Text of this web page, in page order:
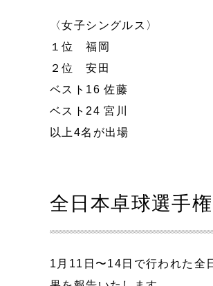
〈女子シングルス〉
１位 福岡
２位 安田
ベスト16 佐藤
ベスト24 宮川
以上4名が出場
全日本卓球選手
1月11日〜14日で行われた全